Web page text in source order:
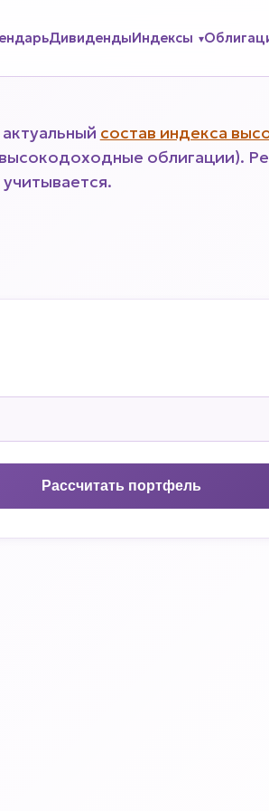
ДивидендыИндексы
состав индекса
облигации).
Рассчитать портфель